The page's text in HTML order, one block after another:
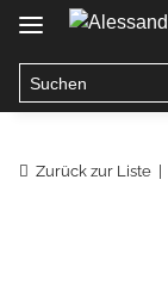
Zurück zur Liste